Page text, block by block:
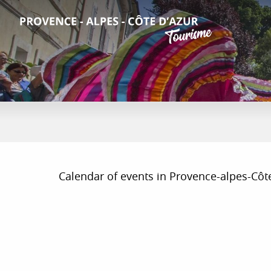
Aller
contenu
principal
Calendar of events in Provence-alpes-